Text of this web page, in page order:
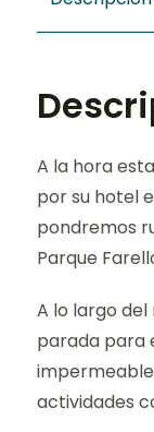
A la hora
por su hotel
pondremos
Parque
A lo largo
parada para
actividades